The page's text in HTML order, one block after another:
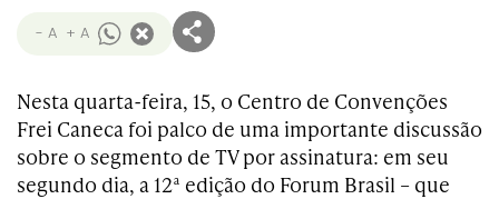
- A + A
Nesta quarta-feira, 15, o Centro de Convenções
Frei Caneca foi palco de uma importante discussão
sobre o segmento de TV por assinatura: em seu
segundo dia, a 12ª edição do Forum Brasil – que